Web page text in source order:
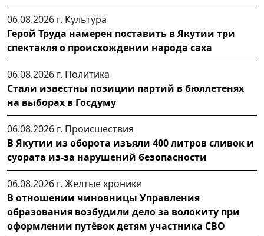
06.08.2026 г. Культура
Герой Труда намерен поставить в Якутии три
спектакля о происхождении народа саха
06.08.2026 г. Политика
Стали известны позиции партий в бюллетенях
на выборах в Госдуму
06.08.2026 г. Происшествия
В Якутии из оборота изъяли 400 литров сливок и
суората из-за нарушений безопасности
06.08.2026 г. Желтые хроники
В отношении чиновницы Управления
образования возбудили дело за волокиту при
оформлении путёвок детям участника СВО